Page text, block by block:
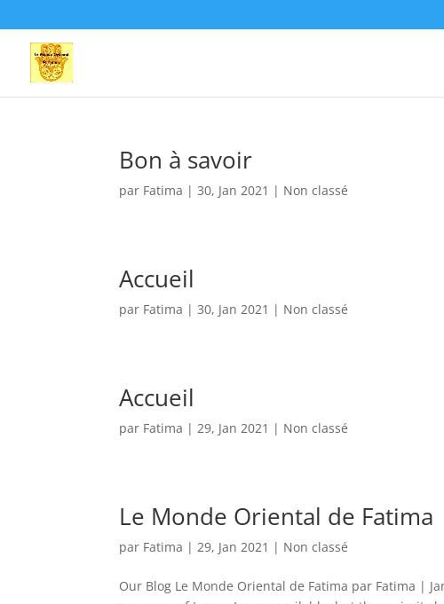
Bon à savoir
par Fatima |30, Jan 2021 | Non classé
Accueil
par Fatima |30, Jan 2021 | Non classé
Accueil
par Fatima | 29, Jan 2021 | Non classé
Le Monde Oriental de Fatima
par Fatima | 29, Jan 2021 | Non classé
Our Blog Le Monde Oriental de Fatima par Fatima |